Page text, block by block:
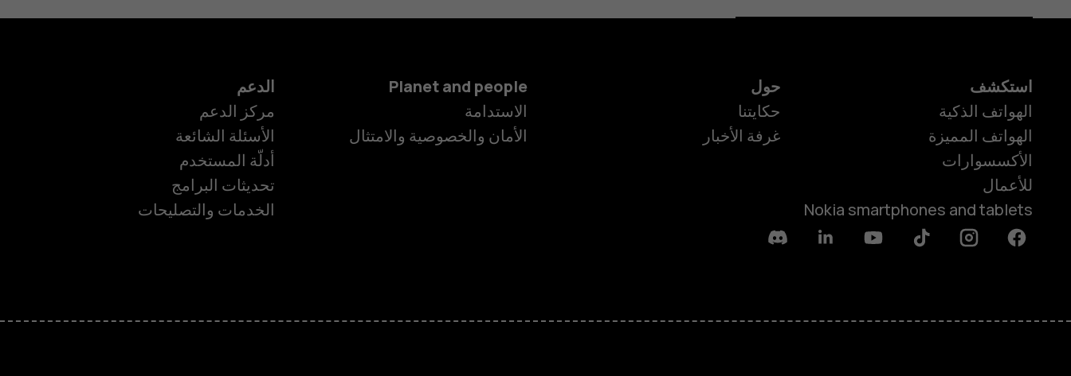
الهواتف الذكية
HMD Terra M
استكشف
الهواتف الذكية
الهواتف المميزة
الأكسسوارات
للأعمال
Nokia smartphones and tablets
حول
حكايتنا
غرفة الأخبار
Planet and people
الاستدامة
الأمان والخصوصية والامتثال
الدعم
مركز الدعم
الأسئلة الشائعة
أدلّة المستخدم
تحديثات البرامج
الخدمات والتصليحات
Facebook
Instagram
Tiktok
Youtube
Linkedin
Discord